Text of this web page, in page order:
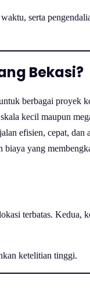
serta
Bekasi?
berbagai proyek
kecil maupun
efisien, cepat, dan
biaya yang
terbatas. Kedua,
ketelitian tinggi.